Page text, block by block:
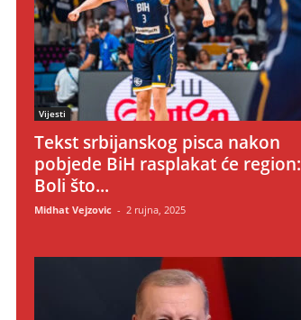
Vijesti
Tekst srbijanskog pisca nakon
pobjede BiH rasplakat će region:
Boli što...
Midhat Vejzovic - 2 rujna, 2025